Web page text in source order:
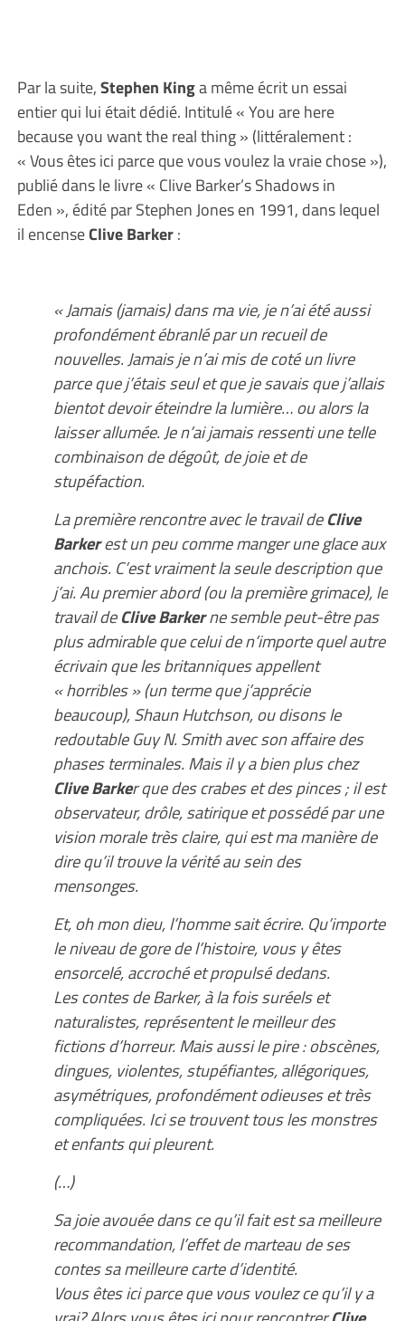
Par la suite,Stephen Kinga même écrit un essai
entier qui lui était dédié. Intitulé « You are here
because you want the real thing » (littéralement :
« Vous êtes ici parce que vous voulez la vraie chose »),
publié dans le livre « Clive Barker’s Shadows in
Eden », édité par Stephen Jones en 1991, dans lequel
il encenseClive Barker:
« Jamais (jamais) dans ma vie, je n’ai été aussi
profondément ébranlé par un recueil de
nouvelles. Jamais je n’ai mis de coté un livre
parce que j’étais seul et que je savais que j’allais
bientot devoir éteindre la lumière… ou alors la
laisser allumée. Je n’ai jamais ressenti une telle
combinaison de dégoût, de joie et de
stupéfaction.
La première rencontre avec le travail deClive
Barkerest un peu comme manger une glace aux
anchois. C’est vraiment la seule description que
j’ai. Au premier abord (ou la première grimace), le
travail deClive Barkerne semble peut-être pas
plus admirable que celui de n’importe quel autre
écrivain que les britanniques appellent
« horribles » (un terme que j’apprécie
beaucoup), Shaun Hutchson, ou disons le
redoutable Guy N. Smith avec son affaire des
phases terminales. Mais il y a bien plus chez
Clive Barker que des crabes et des pinces ; il est
observateur, drôle, satirique et possédé par une
vision morale très claire, qui est ma manière de
dire qu’il trouve la vérité au sein des
mensonges.
Et, oh mon dieu, l’homme sait écrire. Qu’importe
le niveau de gore de l’histoire, vous y êtes
ensorcelé, accroché et propulsé dedans.
Les contes de Barker, à la fois suréels et
naturalistes, représentent le meilleur des
fictions d’horreur. Mais aussi le pire : obscènes,
dingues, violentes, stupéfiantes, allégoriques,
asymétriques, profondément odieuses et très
compliquées. Ici se trouvent tous les monstres
et enfants qui pleurent.
(…)
Sa joie avouée dans ce qu’il fait est sa meilleure
recommandation, l’effet de marteau de ses
contes sa meilleure carte d’identité.
Vous êtes ici parce que vous voulez ce qu’il y a